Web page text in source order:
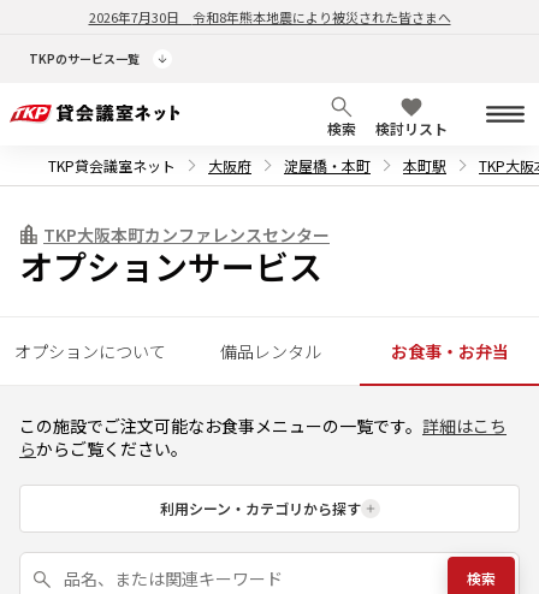
2026年7月30日 令和8年熊本地震により被災された皆さまへ
TKPのサービス一覧
検索
検討リスト
TKP貸会議室ネット
大阪府 淀屋橋・本町 本町駅 TKP大
TKP大阪本町カンファレンスセンター
オプションサービス
オプションについて 備品レンタル お食事・お弁当
この施設でご注文可能なお食事メニューの一覧です。 詳細はこち
らからご覧ください。
利用シーン・カテゴリから探す
検索